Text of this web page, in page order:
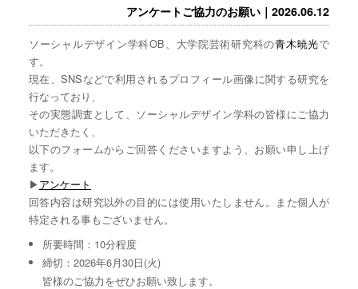
アンケートご協力のお願い｜2026.06.12
ソーシャルデザイン学科OB、大学院芸術研究科の青木暁光で
す。
現在、SNSなどで利用されるプロフィール画像に関する研究を
行なっており、
その実態調査として、ソーシャルデザイン学科の皆様にご協力
いただきたく、
以下のフォームからご回答くださいますよう、お願い申し上げ
ます。
▶︎アンケート
回答内容は研究以外の目的には使用いたしません。また個人が
特定される事もございません。
所要時間：10分程度
締切：2026年6月30日(火)
皆様のご協力をぜひお願い致します。